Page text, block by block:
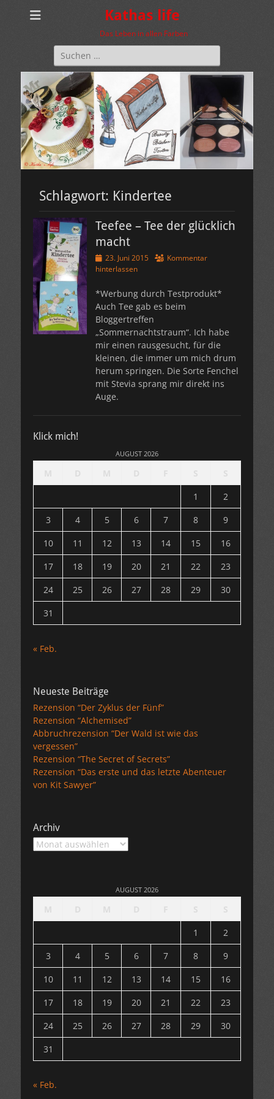
Kathas life
Das Leben in allen Farben
Suchen
nach:
Schlagwort: Kindertee
Teefee – Tee der glücklich
macht
Veröffentlicht
am
23. Juni 2015
Kommentar
hinterlassen
*Werbung durch Testprodukt*
Auch Tee gab es beim
Bloggertreffen
„Sommernachtstraum“. Ich habe
mir einen rausgesucht, für die
kleinen, die immer um mich drum
herum springen. Die Sorte Fenchel
mit Stevia sprang mir direkt ins
Auge.
Klick mich!
AUGUST 2026
1
2
3
4 5 6 7 8
9
10
11 12 13 14 15
16
17
18 19 20 21 22
23
24
25 26 27 28 29
30
31
« Feb.
Neueste Beiträge
Rezension “Der Zyklus der Fünf”
Rezension “Alchemised”
Abbruchrezension “Der Wald ist wie das
vergessen”
Rezension “The Secret of Secrets”
Rezension “Das erste und das letzte Abenteuer
von Kit Sawyer”
Archiv
Archiv
AUGUST 2026
1
2
3
4 5 6 7 8
9
10
11 12 13 14 15
16
17
18 19 20 21 22
23
24
25 26 27 28 29
30
31
« Feb.